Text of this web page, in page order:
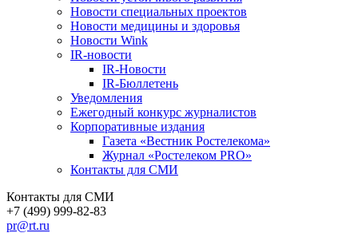
Новости специальных проектов
Новости медицины и здоровья
Новости Wink
IR-новости
IR-Новости
IR-Бюллетень
Уведомления
Ежегодный конкурс журналистов
Корпоративные издания
Газета «Вестник Ростелекома»
Журнал «Ростелеком PRO»
Контакты для СМИ
Контакты для СМИ
+7 (499) 999-82-83
pr@rt.ru